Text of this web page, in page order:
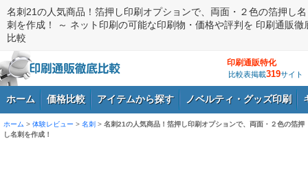
名刺21の人気商品！箔押し印刷オプションで、両面・２色の箔押し名
刺を作成！ ～ ネット印刷の可能な印刷物・価格や評判を 印刷通販徹
比較
印刷通販特化
比較表掲載319サイト
ホーム 価格比較 アイテムから探す ノベルティ・グッズ印刷
ホーム > 体験レビュー > 名刺 > 名刺21の人気商品！箔押し印刷オプションで、両面・２色の箔押
し名刺を作成！